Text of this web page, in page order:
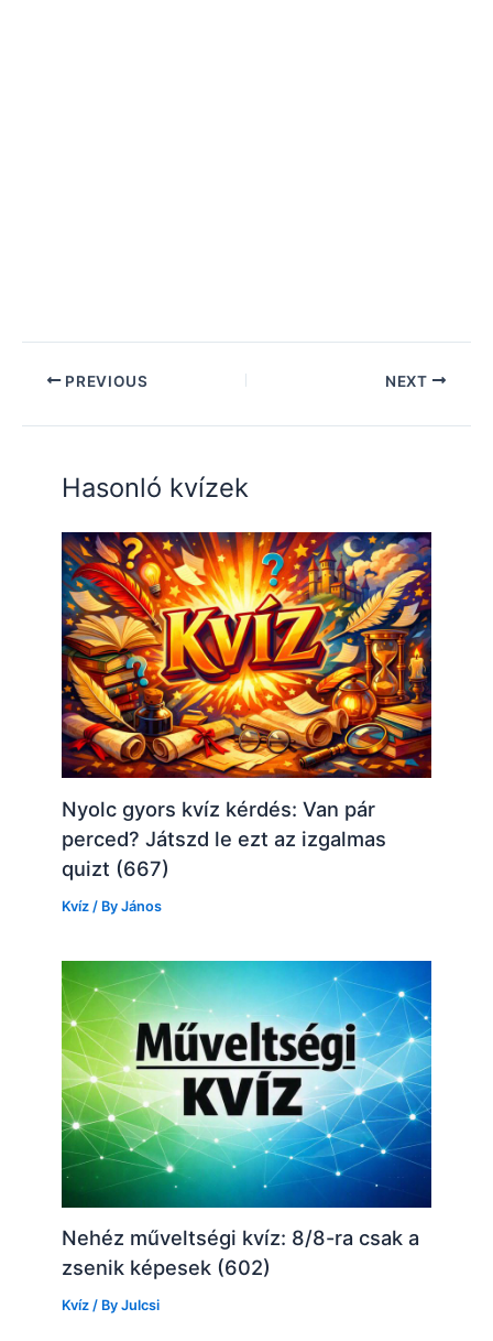
PREVIOUS NEXT
Hasonló kvízek
Nyolc gyors kvíz kérdés: Van pár
perced? Játszd le ezt az izgalmas
quizt (667)
Kvíz / ByJános
Nehéz műveltségi kvíz: 8/8-ra csak a
zsenik képesek (602)
Kvíz / ByJulcsi